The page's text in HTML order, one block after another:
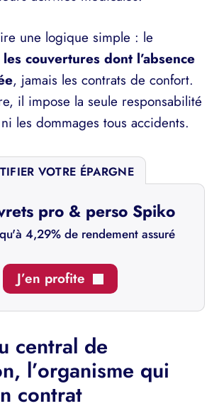
une logique simple : le
les couvertures dont l’absence
, jamais les contrats de confort.
il impose la seule responsabilité
les dommages tous accidents.
VOTRE ÉPARGNE
pro & perso Spiko
4,29% de rendement assuré
J’en profite
central de
l’organisme qui
contrat